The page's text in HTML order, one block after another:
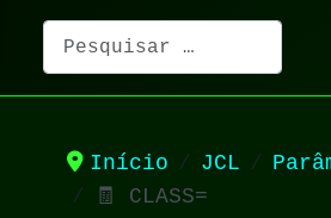
Pesquisar
Início JCL
🧾 CLASS=